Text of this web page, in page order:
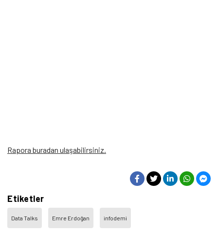
Rapora buradan ulaşabilirsiniz.
Etiketler
Data Talks Emre Erdoğan infodemi